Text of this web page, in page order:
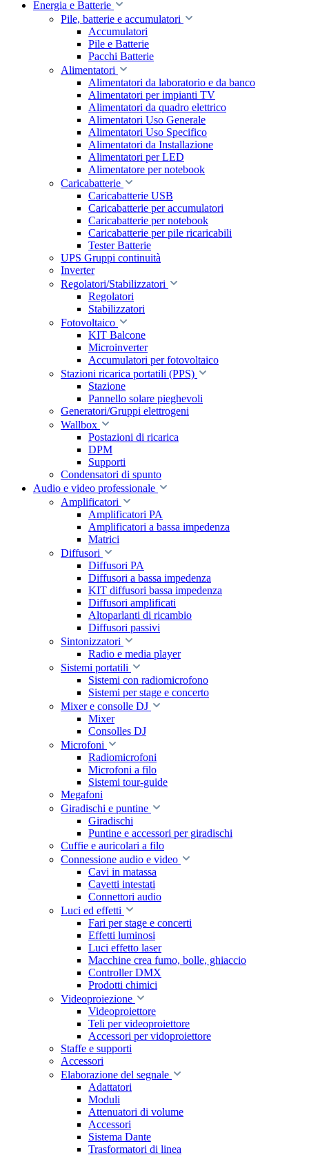
Energia e Batterie
Pile, batterie e accumulatori
Accumulatori
Pile e Batterie
Pacchi Batterie
Alimentatori
Alimentatori da laboratorio e da banco
Alimentatori per impianti TV
Alimentatori da quadro elettrico
Alimentatori Uso Generale
Alimentatori Uso Specifico
Alimentatori da Installazione
Alimentatori per LED
Alimentatore per notebook
Caricabatterie
Caricabatterie USB
Caricabatterie per accumulatori
Caricabatterie per notebook
Caricabatterie per pile ricaricabili
Tester Batterie
UPS Gruppi continuità
Inverter
Regolatori/Stabilizzatori
Regolatori
Stabilizzatori
Fotovoltaico
KIT Balcone
Microinverter
Accumulatori per fotovoltaico
Stazioni ricarica portatili (PPS)
Stazione
Pannello solare pieghevoli
Generatori/Gruppi elettrogeni
Wallbox
Postazioni di ricarica
DPM
Supporti
Condensatori di spunto
Audio e video professionale
Amplificatori
Amplificatori PA
Amplificatori a bassa impedenza
Matrici
Diffusori
Diffusori PA
Diffusori a bassa impedenza
KIT diffusori bassa impedenza
Diffusori amplificati
Altoparlanti di ricambio
Diffusori passivi
Sintonizzatori
Radio e media player
Sistemi portatili
Sistemi con radiomicrofono
Sistemi per stage e concerto
Mixer e consolle DJ
Mixer
Consolles DJ
Microfoni
Radiomicrofoni
Microfoni a filo
Sistemi tour-guide
Megafoni
Giradischi e puntine
Giradischi
Puntine e accessori per giradischi
Cuffie e auricolari a filo
Connessione audio e video
Cavi in matassa
Cavetti intestati
Connettori audio
Luci ed effetti
Fari per stage e concerti
Effetti luminosi
Luci effetto laser
Macchine crea fumo, bolle, ghiaccio
Controller DMX
Prodotti chimici
Videoproiezione
Videoproiettore
Teli per videoproiettore
Accessori per vidoproiettore
Staffe e supporti
Accessori
Elaborazione del segnale
Adattatori
Moduli
Attenuatori di volume
Accessori
Sistema Dante
Trasformatori di linea